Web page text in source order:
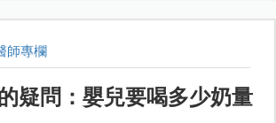
師專欄
疑問：嬰兒要喝多少奶量